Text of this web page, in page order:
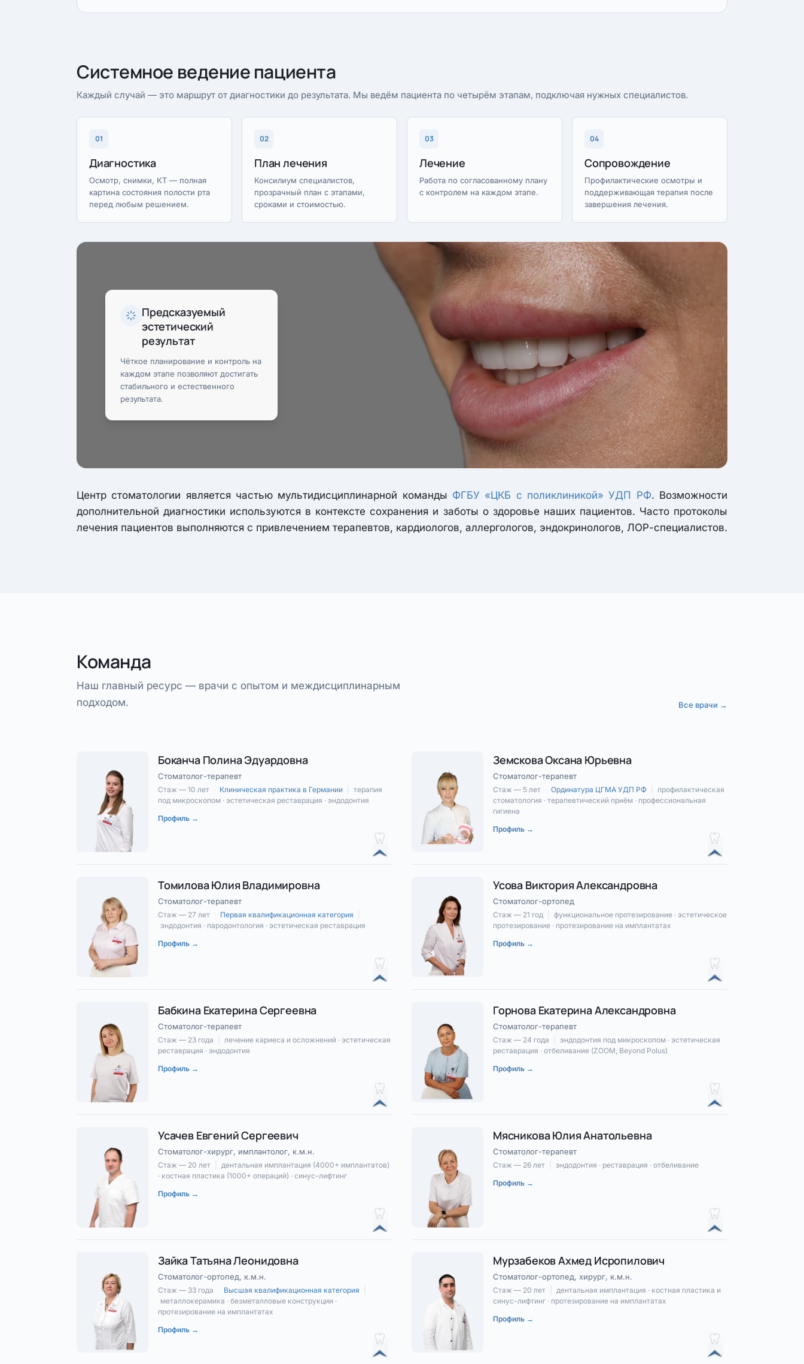
Системное ведение пациента
Каждый случай — это маршрут от диагностики до результата. Мы ведём пациента по четырём этапам, подключая нужных специалистов.
01
Диагностика
Осмотр, снимки, КТ — полная
картина состояния полости рта
перед любым решением.
02
План лечения
Консилиум специалистов,
прозрачный план с этапами,
сроками и стоимостью.
03
Лечение
Работа по согласованному плану
с контролем на каждом этапе.
04
Сопровождение
Профилактические осмотры и
поддерживающая терапия после
завершения лечения.
Предсказуемый
эстетический
результат
Чёткое планирование и контроль на
каждом этапе позволяют достигать
стабильного и естественного
результата.
Центр стоматологии является частью мультидисциплинарной команды ФГБУ «ЦКБ с поликлиникой» УДП РФ. Возможности
дополнительной диагностики используются в контексте сохранения и заботы о здоровье наших пациентов. Часто протоколы
лечения пациентов выполняются с привлечением терапевтов, кардиологов, аллергологов, эндокринологов, ЛОР-специалистов.
Команда
Наш главный ресурс — врачи с опытом и междисциплинарным
подходом.
Все врачи →
Боканча Полина Эдуардовна
Стоматолог-терапевт
Стаж — 10 лет · Клиническая практика в Германии
терапия
под микроскопом · эстетическая реставрация · эндодонтия
Профиль →
Земскова Оксана Юрьевна
Стоматолог-терапевт
Стаж — 5 лет · Ординатура ЦГМА УДП РФ
профилактическая
стоматология · терапевтический приём · профессиональная
гигиена
Профиль →
Томилова Юлия Владимировна
Стоматолог-терапевт
Стаж — 27 лет · Первая квалификационная категория
эндодонтия · пародонтология · эстетическая реставрация
Профиль →
Усова Виктория Александровна
Стоматолог-ортопед
Стаж — 21 год
функциональное протезирование · эстетическое
протезирование · протезирование на имплантатах
Профиль →
Бабкина Екатерина Сергеевна
Стоматолог-терапевт
Стаж — 23 года
лечение кариеса и осложнений · эстетическая
реставрация · эндодонтия
Профиль →
Горнова Екатерина Александровна
Стоматолог-терапевт
Стаж — 24 года
эндодонтия под микроскопом · эстетическая
реставрация · отбеливание (ZOOM, Beyond Polus)
Профиль →
Усачев Евгений Сергеевич
Стоматолог-хирург, имплантолог, к.м.н.
Стаж — 20 лет
дентальная имплантация (4000+ имплантатов)
· костная пластика (1000+ операций) · синус-лифтинг
Профиль →
Мясникова Юлия Анатольевна
Стоматолог-терапевт
Стаж — 26 лет
эндодонтия · реставрация · отбеливание
Профиль →
Зайка Татьяна Леонидовна
Стоматолог-ортопед, к.м.н.
Стаж — 33 года · Высшая квалификационная категория
металлокерамика · безметалловые конструкции ·
протезирование на имплантатах
Профиль →
Мурзабеков Ахмед Исропилович
Стоматолог-ортопед, хирург, к.м.н.
Стаж — 20 лет
дентальная имплантация · костная пластика и
синус-лифтинг · протезирование на имплантатах
Профиль →